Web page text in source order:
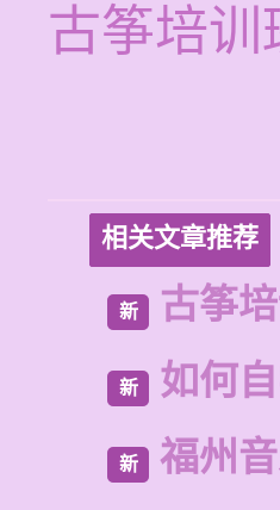
古筝培训
相关文章推荐
新 古筝
新 如何
新 福州